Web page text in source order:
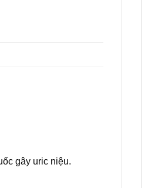
gây uric niệu.